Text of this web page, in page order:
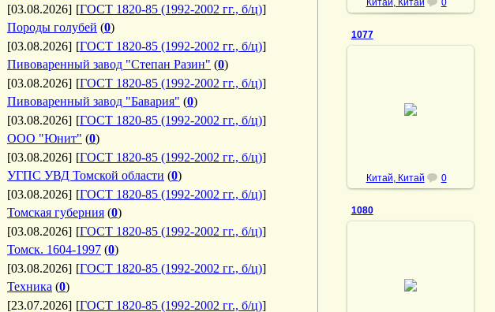
[03.08.2026] [ГОСТ 1820-85 (1992-2002 гг., б/ц)]
Породы голубей (0)
[03.08.2026] [ГОСТ 1820-85 (1992-2002 гг., б/ц)]
Пивоваренный завод "Степан Разин" (0)
[03.08.2026] [ГОСТ 1820-85 (1992-2002 гг., б/ц)]
Пивоваренный завод "Бавария" (0)
[03.08.2026] [ГОСТ 1820-85 (1992-2002 гг., б/ц)]
ООО "Юнит" (0)
[03.08.2026] [ГОСТ 1820-85 (1992-2002 гг., б/ц)]
УГПС УВД Томской области (0)
[03.08.2026] [ГОСТ 1820-85 (1992-2002 гг., б/ц)]
Томская губерния (0)
[03.08.2026] [ГОСТ 1820-85 (1992-2002 гг., б/ц)]
Томск. 1604-1997 (0)
[03.08.2026] [ГОСТ 1820-85 (1992-2002 гг., б/ц)]
Техника (0)
[23.07.2026] [ГОСТ 1820-85 (1992-2002 гг., б/ц)]
Китай, Китай 0
1077
Китай, Китай 0
1080